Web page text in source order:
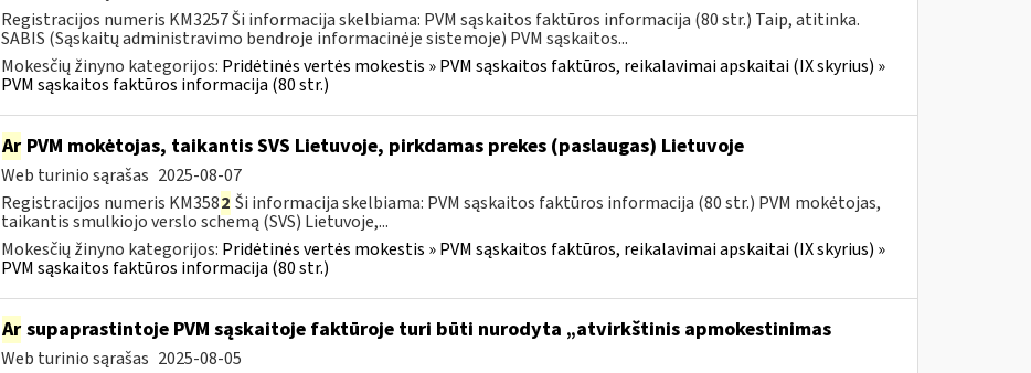
Registracijos numeris KM3257 Ši informacija skelbiama: PVM sąskaitos faktūros informacija (80 str.) Taip, atitinka.
SABIS (Sąskaitų administravimo bendroje informacinėje sistemoje) PVM sąskaitos...
Mokesčių žinyno kategorijos: Pridėtinės vertės mokestis » PVM sąskaitos faktūros, reikalavimai apskaitai (IX skyrius) »
PVM sąskaitos faktūros informacija (80 str.)
ArPVM mokėtojas, taikantis SVS Lietuvoje, pirkdamas prekes (paslaugas) Lietuvoje
Web turinio sąrašas 2025-08-07
Registracijos numeris KM3582 Ši informacija skelbiama: PVM sąskaitos faktūros informacija (80 str.) PVM mokėtojas,
taikantis smulkiojo verslo schemą (SVS) Lietuvoje,...
Mokesčių žinyno kategorijos: Pridėtinės vertės mokestis » PVM sąskaitos faktūros, reikalavimai apskaitai (IX skyrius) »
PVM sąskaitos faktūros informacija (80 str.)
Arsupaprastintoje PVM sąskaitoje faktūroje turi būti nurodyta „atvirkštinis apmokestinimas
Web turinio sąrašas 2025-08-05